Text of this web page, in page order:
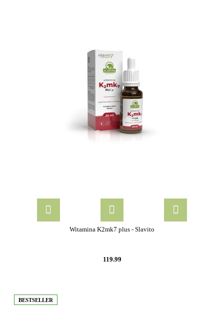
Witamina K2mk7 plus - Slavito
119.99
BESTSELLER